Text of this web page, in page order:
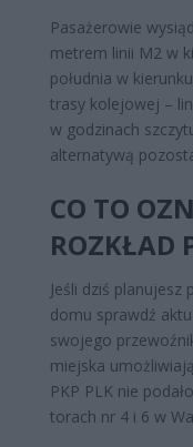
Pasażerowie
metrem linii M2 w
południa w
trasy kolejowej –
w godzinach
alternatywą
CO TO
ROZKŁAD
Jeśli dziś
domu sprawdź
swojego
miejska
PKP PLK nie
torach nr 4 i 6 w